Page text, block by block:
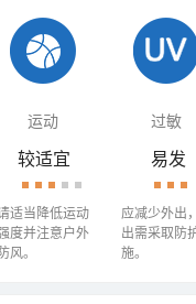
运动 过敏
较适宜
适当降低运动
度并注意户外
防风。
易发
应减少外出
出需采取防
施。